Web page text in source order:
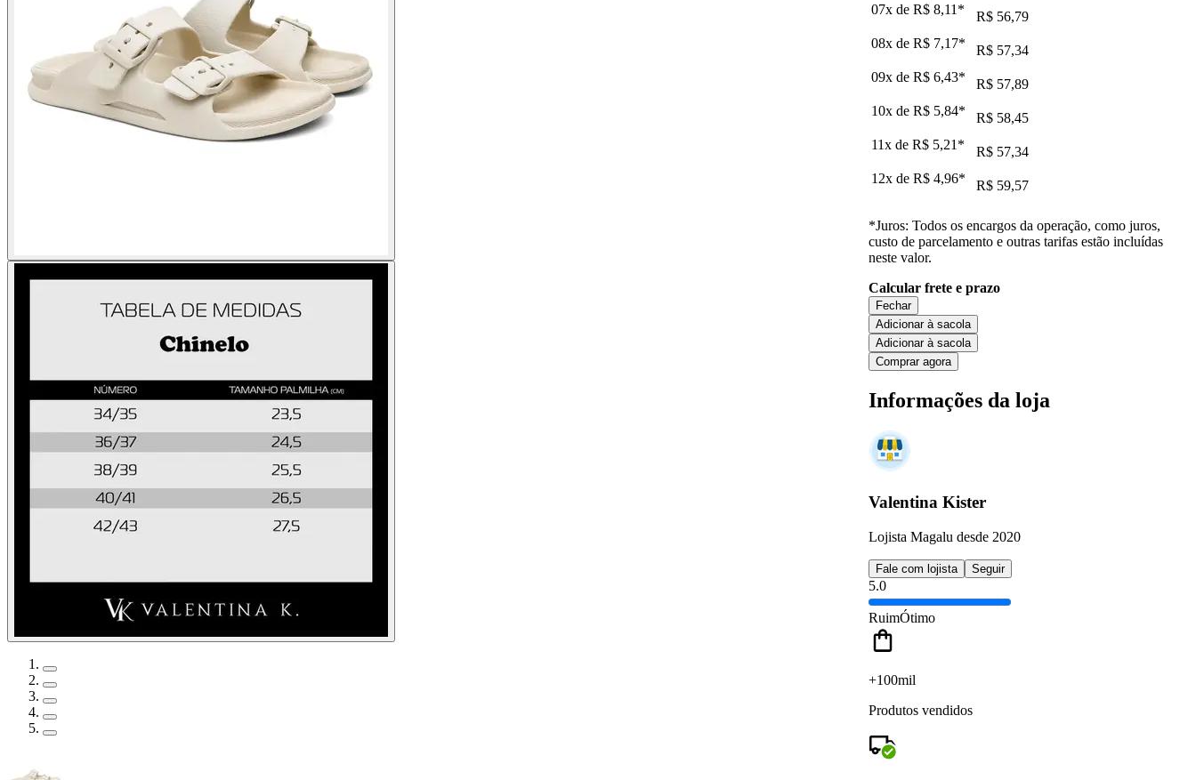
07x de R$ 8,11 *
R$ 56,79
08x de R$ 7,17*
R$ 57,34
09x de R$ 6,43*
R$ 57,89
10x de R$ 5,84*
R$ 58,45
11x de R$ 5,21 *
R$ 57,34
12x de R$ 4,96* R$ 59,57
*Juros: Todos os encargos da operação, como juros,
custo de parcelamento e outras tarifas estão incluídas
neste valor.
Calcular frete e prazo
Fechar
Adicionar à sacola
Adicionar à sacola
Comprar agora
Informações da loja
Valentina Kister
Lojista Magalu desde 2020
Fale com lojista Seguir
5.0
RuimÓtimo
+100mil
Produtos vendidos